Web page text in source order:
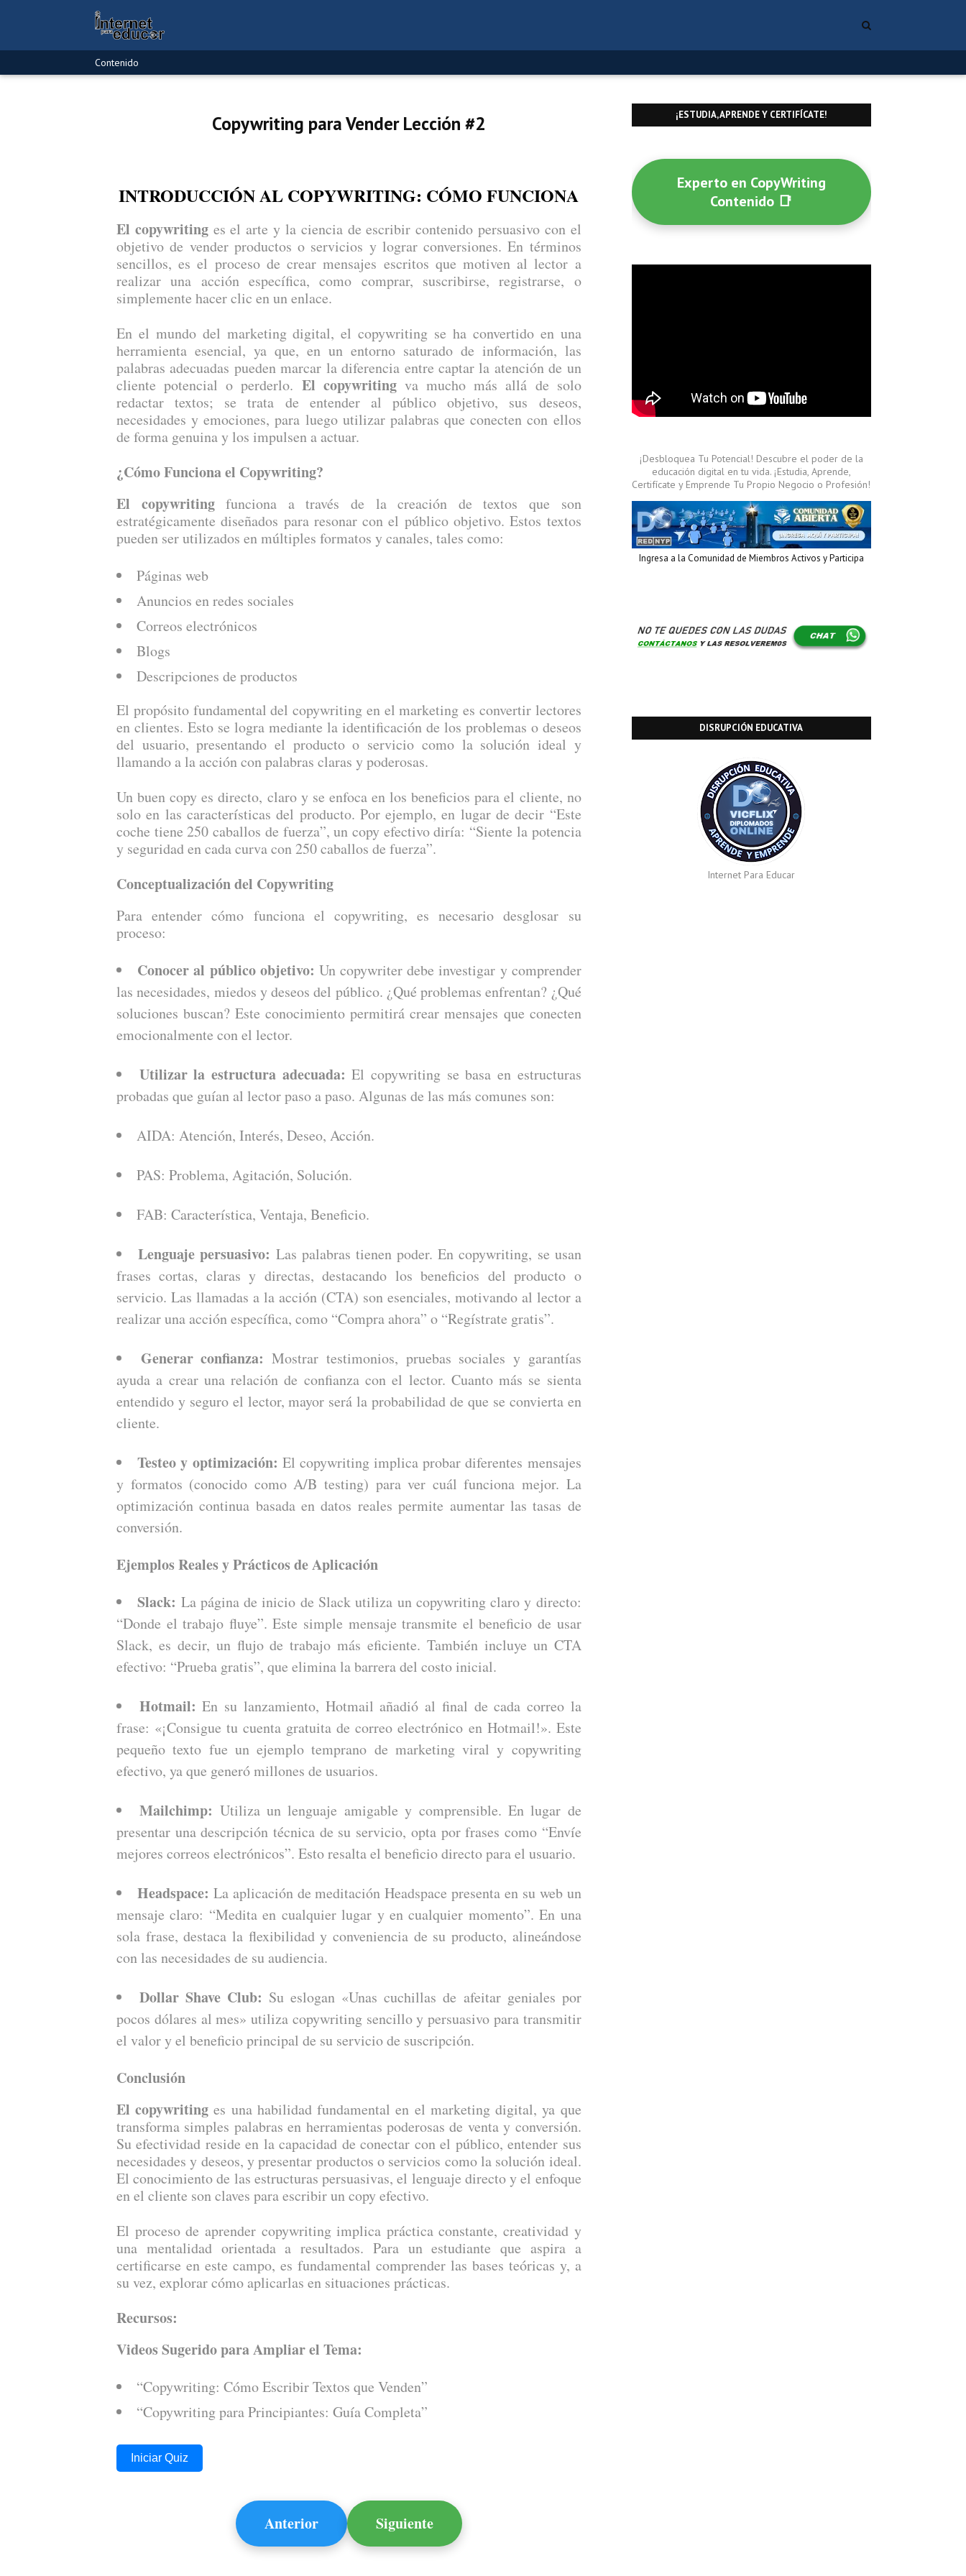
Contenido
Copywriting para Vender Lección #2
INTRODUCCIÓN AL COPYWRITING: CÓMO FUNCIONA
El copywriting es el arte y la ciencia de escribir contenido persuasivo con el
objetivo de vender productos o servicios y lograr conversiones. En términos
sencillos, es el proceso de crear mensajes escritos que motiven al lector a
realizar una acción específica, como comprar, suscribirse, registrarse, o
simplemente hacer clic en un enlace.
En el mundo del marketing digital, el copywriting se ha convertido en una
herramienta esencial, ya que, en un entorno saturado de información, las
palabras adecuadas pueden marcar la diferencia entre captar la atención de un
cliente potencial o perderlo. El copywriting va mucho más allá de solo
redactar textos; se trata de entender al público objetivo, sus deseos,
necesidades y emociones, para luego utilizar palabras que conecten con ellos
de forma genuina y los impulsen a actuar.
¿Cómo Funciona el Copywriting?
El copywritingfunciona a través de la creación de textos que son
estratégicamente diseñados para resonar con el público objetivo. Estos textos
pueden ser utilizados en múltiples formatos y canales, tales como:
Páginas web
Anuncios en redes sociales
Correos electrónicos
Blogs
Descripciones de productos
El propósito fundamental del copywriting en el marketing es convertir lectores
en clientes. Esto se logra mediante la identificación de los problemas o deseos
del usuario, presentando el producto o servicio como la solución ideal y
llamando a la acción con palabras claras y poderosas.
Un buen copy es directo, claro y se enfoca en los beneficios para el cliente, no
solo en las características del producto. Por ejemplo, en lugar de decir “Este
coche tiene 250 caballos de fuerza”, un copy efectivo diría: “Siente la potencia
y seguridad en cada curva con 250 caballos de fuerza”.
Conceptualización del Copywriting
Para entender cómo funciona el copywriting, es necesario desglosar su
proceso:
Conocer al público objetivo: Un copywriter debe investigar y comprender
las necesidades, miedos y deseos del público. ¿Qué problemas enfrentan? ¿Qué
soluciones buscan? Este conocimiento permitirá crear mensajes que conecten
emocionalmente con el lector.
Utilizar la estructura adecuada: El copywriting se basa en estructuras
probadas que guían al lector paso a paso. Algunas de las más comunes son:
AIDA: Atención, Interés, Deseo, Acción.
PAS: Problema, Agitación, Solución.
FAB: Característica, Ventaja, Beneficio.
Lenguaje persuasivo: Las palabras tienen poder. En copywriting, se usan
frases cortas, claras y directas, destacando los beneficios del producto o
servicio. Las llamadas a la acción (CTA) son esenciales, motivando al lector a
realizar una acción específica, como “Compra ahora” o “Regístrate gratis”.
Generar confianza: Mostrar testimonios, pruebas sociales y garantías
ayuda a crear una relación de confianza con el lector. Cuanto más se sienta
entendido y seguro el lector, mayor será la probabilidad de que se convierta en
cliente.
Testeo y optimización: El copywriting implica probar diferentes mensajes
y formatos (conocido como A/B testing) para ver cuál funciona mejor. La
optimización continua basada en datos reales permite aumentar las tasas de
conversión.
Ejemplos Reales y Prácticos de Aplicación
Slack: La página de inicio de Slack utiliza un copywriting claro y directo:
“Donde el trabajo fluye”. Este simple mensaje transmite el beneficio de usar
Slack, es decir, un flujo de trabajo más eficiente. También incluye un CTA
efectivo: “Prueba gratis”, que elimina la barrera del costo inicial.
Hotmail: En su lanzamiento, Hotmail añadió al final de cada correo la
frase: «¡Consigue tu cuenta gratuita de correo electrónico en Hotmail!». Este
pequeño texto fue un ejemplo temprano de marketing viral y copywriting
efectivo, ya que generó millones de usuarios.
Mailchimp: Utiliza un lenguaje amigable y comprensible. En lugar de
presentar una descripción técnica de su servicio, opta por frases como “Envíe
mejores correos electrónicos”. Esto resalta el beneficio directo para el usuario.
Headspace: La aplicación de meditación Headspace presenta en su web un
mensaje claro: “Medita en cualquier lugar y en cualquier momento”. En una
sola frase, destaca la flexibilidad y conveniencia de su producto, alineándose
con las necesidades de su audiencia.
Dollar Shave Club: Su eslogan «Unas cuchillas de afeitar geniales por
pocos dólares al mes» utiliza copywriting sencillo y persuasivo para transmitir
el valor y el beneficio principal de su servicio de suscripción.
Conclusión
El copywriting es una habilidad fundamental en el marketing digital, ya que
transforma simples palabras en herramientas poderosas de venta y conversión.
Su efectividad reside en la capacidad de conectar con el público, entender sus
necesidades y deseos, y presentar productos o servicios como la solución ideal.
El conocimiento de las estructuras persuasivas, el lenguaje directo y el enfoque
en el cliente son claves para escribir un copy efectivo.
El proceso de aprender copywriting implica práctica constante, creatividad y
una mentalidad orientada a resultados. Para un estudiante que aspira a
certificarse en este campo, es fundamental comprender las bases teóricas y, a
su vez, explorar cómo aplicarlas en situaciones prácticas.
Recursos:
Videos Sugerido para Ampliar el Tema:
“Copywriting: Cómo Escribir Textos que Venden”
“Copywriting para Principiantes: Guía Completa”
Iniciar Quiz
Anterior Siguiente
¡ESTUDIA, APRENDE Y CERTIFÍCATE!
Experto en CopyWriting
Contenido 📑
¡Desbloquea Tu Potencial! Descubre el poder de la
educación digital en tu vida. ¡Estudia, Aprende,
Certifícate y Emprende Tu Propio Negocio o Profesión!
Ingresa a la Comunidad de Miembros Activos y Participa
DISRUPCIÓN EDUCATIVA
Internet Para Educar